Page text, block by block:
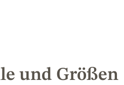
und Größen